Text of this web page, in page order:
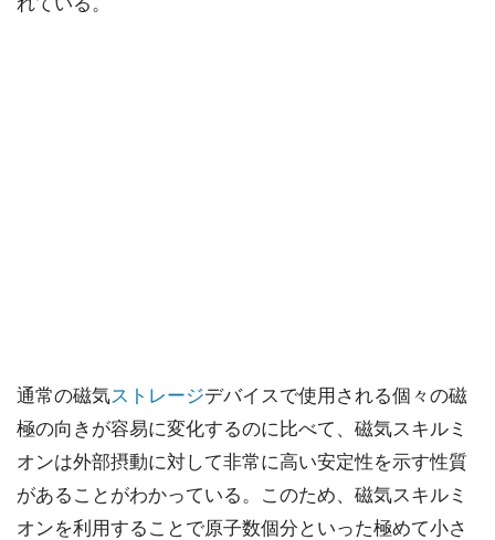
通常の磁気ストレージデバイスで使用される個々の磁
極の向きが容易に変化するのに比べて、磁気スキルミ
オンは外部摂動に対して非常に高い安定性を示す性質
があることがわかっている。このため、磁気スキルミ
オンを利用することで原子数個分といった極めて小さ